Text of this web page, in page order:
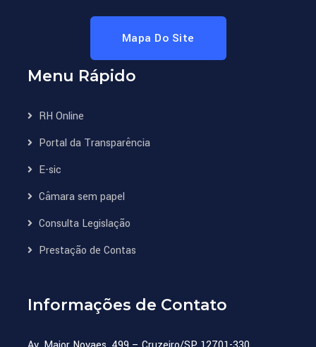
Mapa Do Site
Menu Rápido
RH Online
Portal da Transparência
E-sic
Câmara sem papel
Consulta Legislação
Prestação de Contas
Informações de Contato